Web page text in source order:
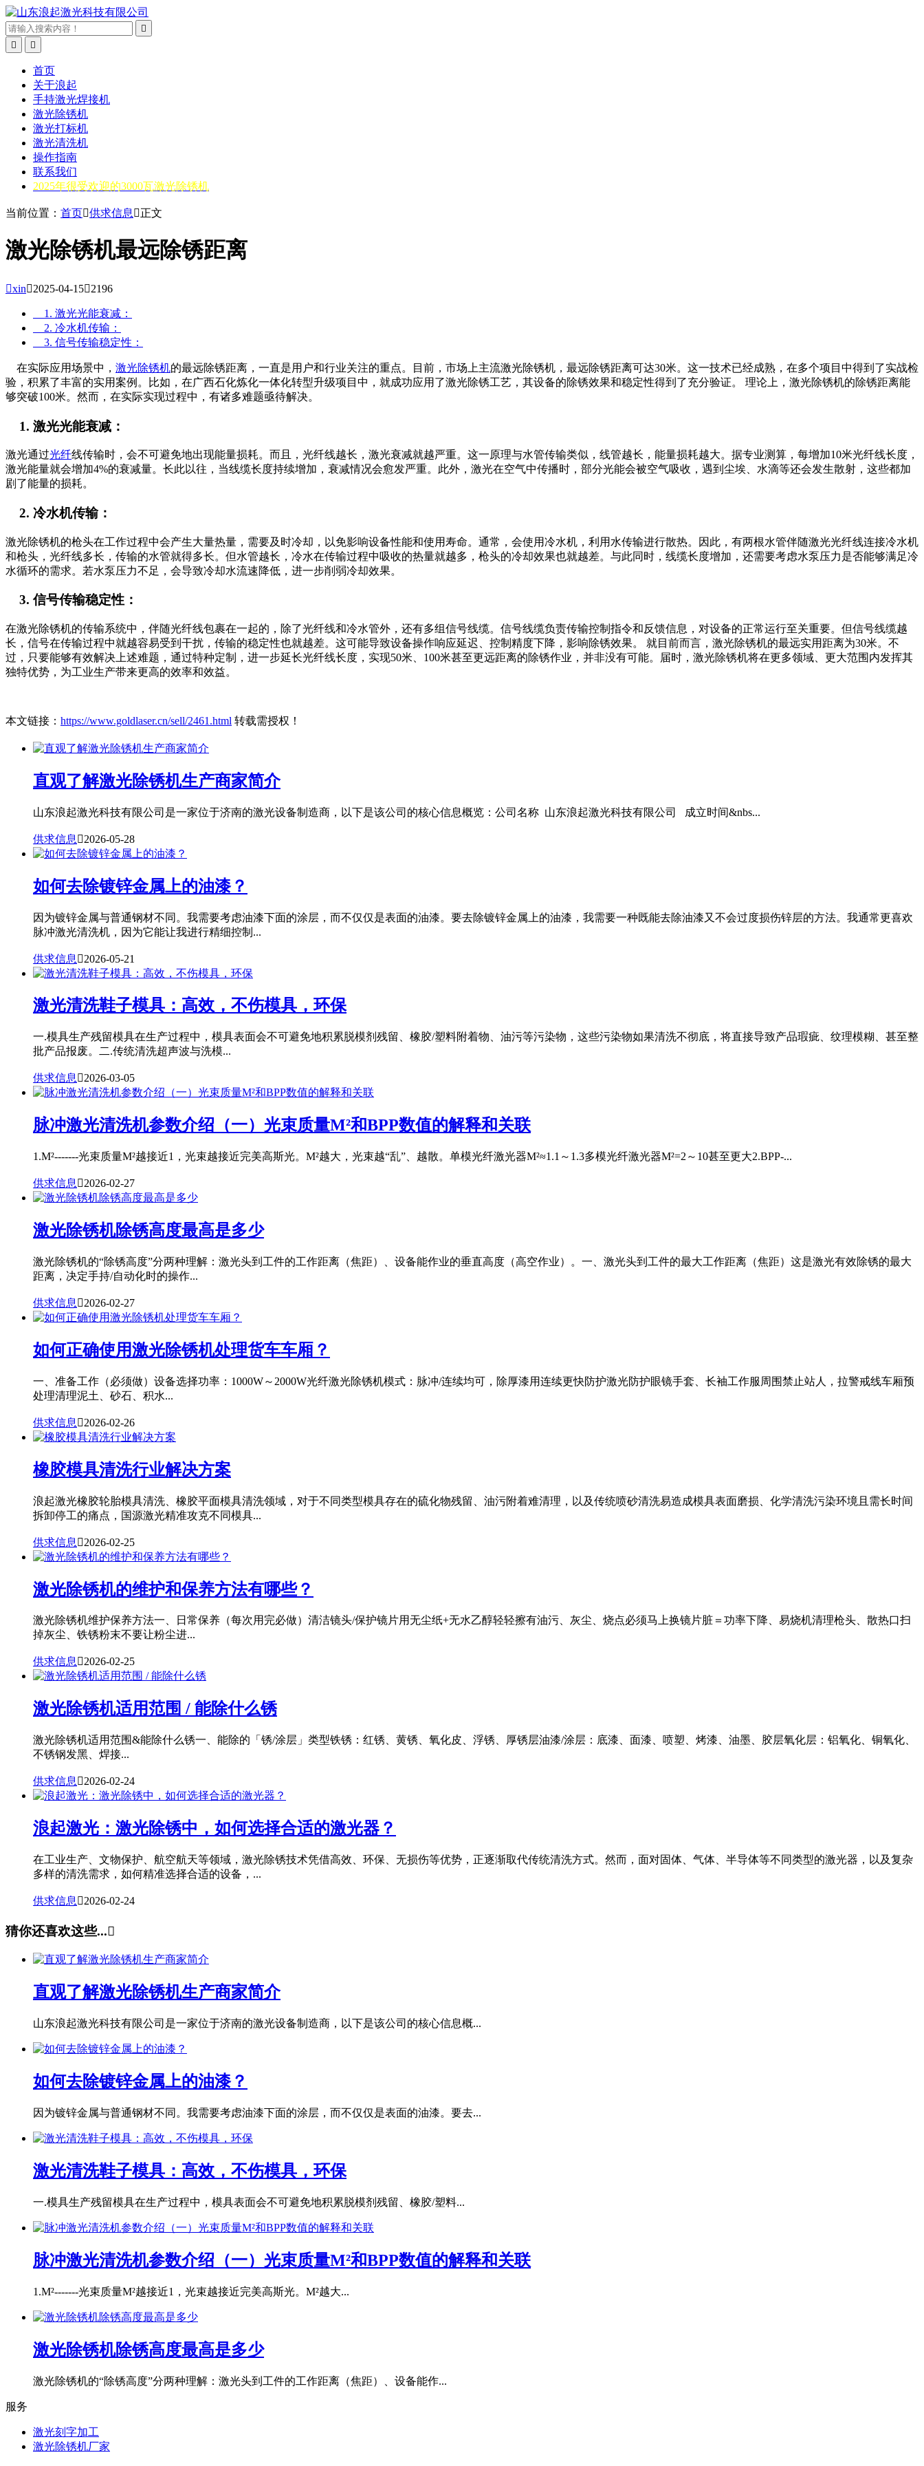



首页
关于浪起
手持激光焊接机
激光除锈机
激光打标机
激光清洗机
操作指南
联系我们
2025年很受欢迎的3000瓦激光除锈机
当前位置： 首页供求信息 正文
激光除锈机最远除锈距离
xin2025-04-152196
1. 激光光能衰减：
2. 冷水机传输：
3. 信号传输稳定性：
在实际应用场景中， 激光除锈机的最远除锈距离，一直是用户和行业关注的重点。目前，市场上主流激光除锈机，最远除锈距离可达30米。这一技术已经成熟，在多个项目中得到了实战检
验，积累了丰富的实用案例。比如，在广西石化炼化一体化转型升级项目中，就成功应用了激光除锈工艺，其设备的除锈效果和稳定性得到了充分验证。 理论上，激光除锈机的除锈距离能
够突破100米。然而，在实际实现过程中，有诸多难题亟待解决。
1. 激光光能衰减：
激光通过光纤线传输时，会不可避免地出现能量损耗。而且，光纤线越长，激光衰减就越严重。这一原理与水管传输类似，线管越长，能量损耗越大。据专业测算，每增加10米光纤线长度，
激光能量就会增加4%的衰减量。长此以往，当线缆长度持续增加，衰减情况会愈发严重。此外，激光在空气中传播时，部分光能会被空气吸收，遇到尘埃、水滴等还会发生散射，这些都加
剧了能量的损耗。
2. 冷水机传输：
激光除锈机的枪头在工作过程中会产生大量热量，需要及时冷却，以免影响设备性能和使用寿命。通常，会使用冷水机，利用水传输进行散热。因此，有两根水管伴随激光光纤线连接冷水机
和枪头，光纤线多长，传输的水管就得多长。但水管越长，冷水在传输过程中吸收的热量就越多，枪头的冷却效果也就越差。与此同时，线缆长度增加，还需要考虑水泵压力是否能够满足冷
水循环的需求。若水泵压力不足，会导致冷却水流速降低，进一步削弱冷却效果。
3. 信号传输稳定性：
在激光除锈机的传输系统中，伴随光纤线包裹在一起的，除了光纤线和冷水管外，还有多组信号线缆。信号线缆负责传输控制指令和反馈信息，对设备的正常运行至关重要。但信号线缆越
长，信号在传输过程中就越容易受到干扰，传输的稳定性也就越差。这可能导致设备操作响应延迟、控制精度下降，影响除锈效果。 就目前而言，激光除锈机的最远实用距离为30米。不
过，只要能够有效解决上述难题，通过特种定制，进一步延长光纤线长度，实现50米、100米甚至更远距离的除锈作业，并非没有可能。届时，激光除锈机将在更多领域、更大范围内发挥其
独特优势，为工业生产带来更高的效率和效益。
本文链接： https://www.goldlaser.cn/sell/2461.html 转载需授权！
直观了解激光除锈机生产商家简介
山东浪起激光科技有限公司是一家位于济南的激光设备制造商，以下是该公司的核心信息概览：公司名称 山东浪起激光科技有限公司 成立时间&nbs...
供求信息 2026-05-28
如何去除镀锌金属上的油漆？
因为镀锌金属与普通钢材不同。我需要考虑油漆下面的涂层，而不仅仅是表面的油漆。要去除镀锌金属上的油漆，我需要一种既能去除油漆又不会过度损伤锌层的方法。我通常更喜欢
脉冲激光清洗机，因为它能让我进行精细控制...
供求信息 2026-05-21
激光清洗鞋子模具：高效，不伤模具，环保
一.模具生产残留模具在生产过程中，模具表面会不可避免地积累脱模剂残留、橡胶/塑料附着物、油污等污染物，这些污染物如果清洗不彻底，将直接导致产品瑕疵、纹理模糊、甚至整
批产品报废。二.传统清洗超声波与洗模...
供求信息 2026-03-05
脉冲激光清洗机参数介绍（一）光束质量M²和BPP数值的解释和关联
1.M²-------光束质量M²越接近1，光束越接近完美高斯光。M²越大，光束越“乱”、越散。单模光纤激光器M²≈1.1～1.3多模光纤激光器M²=2～10甚至更大2.BPP-...
供求信息 2026-02-27
激光除锈机除锈高度最高是多少
激光除锈机的“除锈高度”分两种理解：激光头到工件的工作距离（焦距）、设备能作业的垂直高度（高空作业）。一、激光头到工件的最大工作距离（焦距）这是激光有效除锈的最大
距离，决定手持/自动化时的操作...
供求信息 2026-02-27
如何正确使用激光除锈机处理货车车厢？
一、准备工作（必须做）设备选择功率：1000W～2000W光纤激光除锈机模式：脉冲/连续均可，除厚漆用连续更快防护激光防护眼镜手套、长袖工作服周围禁止站人，拉警戒线车厢预
处理清理泥土、砂石、积水...
供求信息 2026-02-26
橡胶模具清洗行业解决方案
浪起激光橡胶轮胎模具清洗、橡胶平面模具清洗领域，对于不同类型模具存在的硫化物残留、油污附着难清理，以及传统喷砂清洗易造成模具表面磨损、化学清洗污染环境且需长时间
拆卸停工的痛点，国源激光精准攻克不同模具...
供求信息 2026-02-25
激光除锈机的维护和保养方法有哪些？
激光除锈机维护保养方法一、日常保养（每次用完必做）清洁镜头/保护镜片用无尘纸+无水乙醇轻轻擦有油污、灰尘、烧点必须马上换镜片脏＝功率下降、易烧机清理枪头、散热口扫
掉灰尘、铁锈粉末不要让粉尘进...
供求信息2026-02-25
激光除锈机适用范围 / 能除什么锈
激光除锈机适用范围&能除什么锈一、能除的「锈/涂层」类型铁锈：红锈、黄锈、氧化皮、浮锈、厚锈层油漆/涂层：底漆、面漆、喷塑、烤漆、油墨、胶层氧化层：铝氧化、铜氧化、
不锈钢发黑、焊接...
供求信息 2026-02-24
浪起激光：激光除锈中，如何选择合适的激光器？
在工业生产、文物保护、航空航天等领域，激光除锈技术凭借高效、环保、无损伤等优势，正逐渐取代传统清洗方式。然而，面对固体、气体、半导体等不同类型的激光器，以及复杂
多样的清洗需求，如何精准选择合适的设备，...
供求信息 2026-02-24
猜你还喜欢这些...
直观了解激光除锈机生产商家简介
山东浪起激光科技有限公司是一家位于济南的激光设备制造商，以下是该公司的核心信息概...
如何去除镀锌金属上的油漆？
因为镀锌金属与普通钢材不同。我需要考虑油漆下面的涂层，而不仅仅是表面的油漆。要去...
激光清洗鞋子模具：高效，不伤模具，环保
一.模具生产残留模具在生产过程中，模具表面会不可避免地积累脱模剂残留、橡胶/塑料...
脉冲激光清洗机参数介绍（一）光束质量M²和BPP数值的解释和关联
1.M²-------光束质量M²越接近1，光束越接近完美高斯光。M²越大...
激光除锈机除锈高度最高是多少
激光除锈机的“除锈高度”分两种理解：激光头到工件的工作距离（焦距）、设备能作...
服务
激光刻字加工
激光除锈机厂家